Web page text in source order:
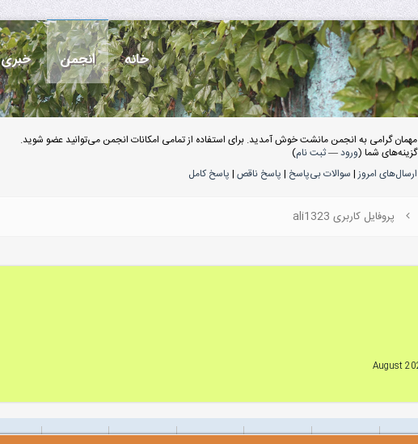
خانه انجمن خبری
مهمان گرامی به انجمن مانشت خوش آمدید. برای استفاده از تمامی امکانات انجمن می‌توانید عضو شوید.
گزینه‌های شما (ورود—ثبت نام)
ارسال‌های امروز| سوالات بی‌پاسخ | پاسخ ناقص | پاسخ کامل
پروفایل کاربری ali1323